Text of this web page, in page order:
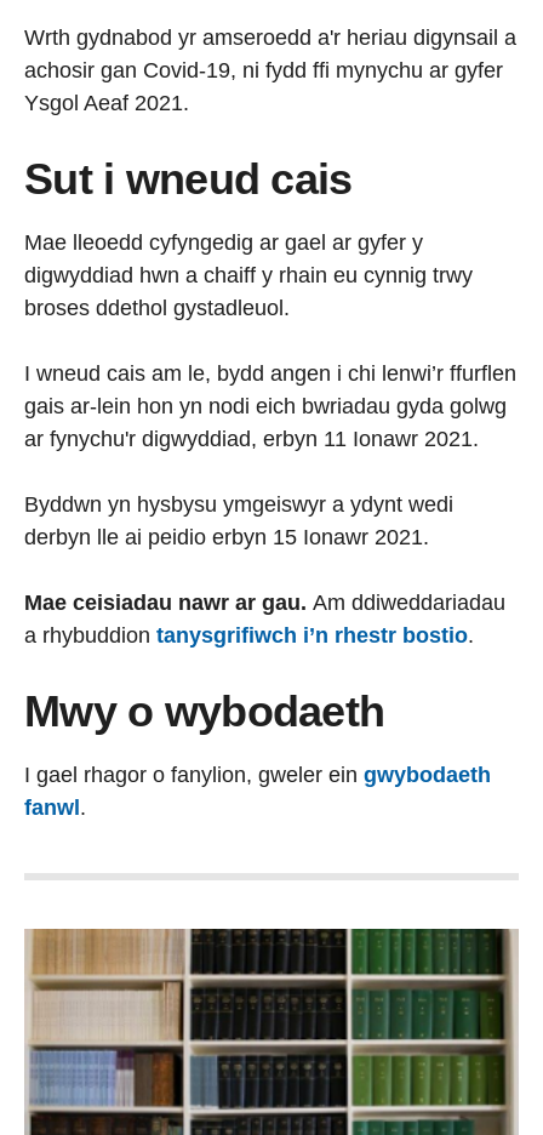
Wrth gydnabod yr amseroedd a'r heriau digynsail a
achosir gan Covid-19, ni fydd ffi mynychu ar gyfer
Ysgol Aeaf 2021.
Sut i wneud cais
Mae lleoedd cyfyngedig ar gael ar gyfer y
digwyddiad hwn a chaiff y rhain eu cynnig trwy
broses ddethol gystadleuol.
I wneud cais am le, bydd angen i chi lenwi’r ffurflen
gais ar-lein hon yn nodi eich bwriadau gyda golwg
ar fynychu'r digwyddiad, erbyn 11 Ionawr 2021.
Byddwn yn hysbysu ymgeiswyr a ydynt wedi
derbyn lle ai peidio erbyn 15 Ionawr 2021.
Mae ceisiadau nawr ar gau. Am ddiweddariadau
a rhybuddion tanysgrifiwch i’n rhestr bostio.
Mwy o wybodaeth
I gael rhagor o fanylion, gweler ein gwybodaeth
fanwl .